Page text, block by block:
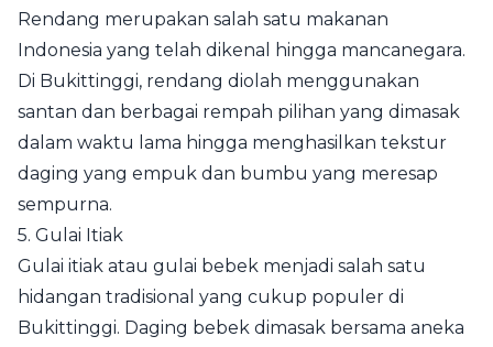
Rendang merupakan salah satu makanan
Indonesia yang telah dikenal hingga mancanegara.
Di Bukittinggi, rendang diolah menggunakan
santan dan berbagai rempah pilihan yang dimasak
dalam waktu lama hingga menghasilkan tekstur
daging yang empuk dan bumbu yang meresap
sempurna.
5. Gulai Itiak
Gulai itiak atau gulai bebek menjadi salah satu
hidangan tradisional yang cukup populer di
Bukittinggi. Daging bebek dimasak bersama aneka